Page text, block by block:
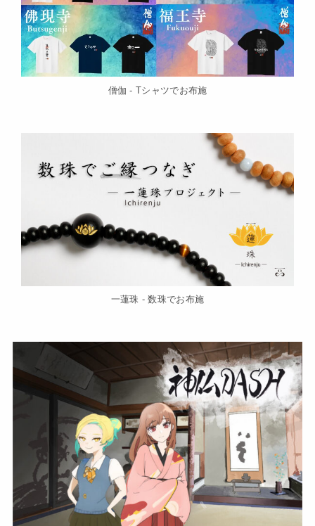
僧伽 - Tシャツでお布施
一蓮珠 - 数珠でお布施